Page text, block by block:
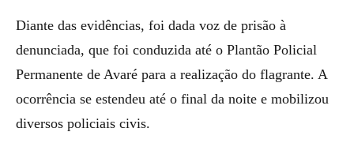
Diante das evidências, foi dada voz de prisão à
denunciada, que foi conduzida até o Plantão Policial
Permanente de Avaré para a realização do flagrante. A
ocorrência se estendeu até o final da noite e mobilizou
diversos policiais civis.